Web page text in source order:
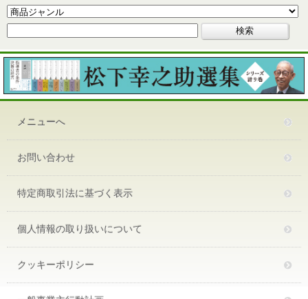
メニューへ
お問い合わせ
特定商取引法に基づく表示
個人情報の取り扱いについて
クッキーポリシー